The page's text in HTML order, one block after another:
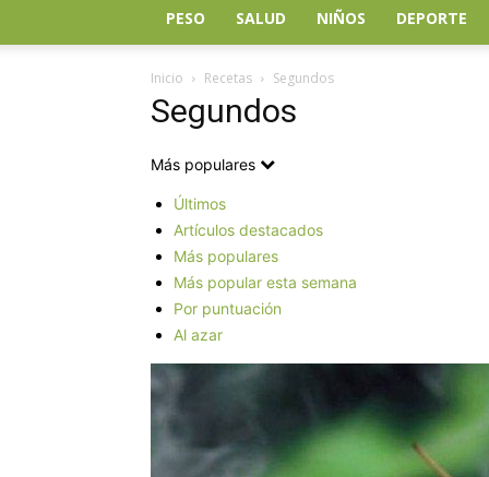
PESO SALUD NIÑOS DEPORTE
Inicio Recetas Segundos
Segundos
Más populares
Últimos
Artículos destacados
Más populares
Más popular esta semana
Por puntuación
Al azar